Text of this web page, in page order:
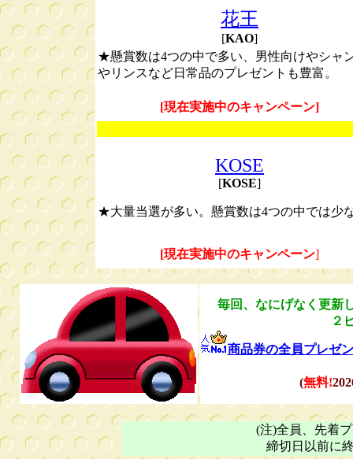
花王
[KAO]
★懸賞数は4つの中で多い、男性向けやシャ
やリンスなど日常品のプレゼントも豊富。
[現在実施中のキャンペーン]
KOSE
[KOSE]
★大量当選が多い。懸賞数は4つの中では少
[現在実施中のキャンペーン]
毎回、なにげなく更新
２
商品券の全員プレゼ
(無料!
(注)全員、先着
締切日以前に